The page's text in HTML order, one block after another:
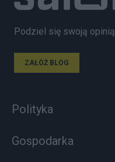
Podziel się swoją opinią
ZAŁÓŻ BLOG
Polityka
Gospodarka